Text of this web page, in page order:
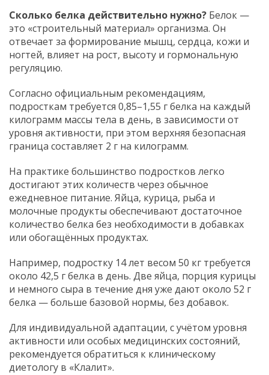
Сколько белка действительно нужно? Белок —
это «строительный материал» организма. Он
отвечает за формирование мышц, сердца, кожи и
ногтей, влияет на рост, высоту и гормональную
регуляцию.
Согласно официальным рекомендациям,
подросткам требуется 0,85–1,55 г белка на каждый
килограмм массы тела в день, в зависимости от
уровня активности, при этом верхняя безопасная
граница составляет 2 г на килограмм.
На практике большинство подростков легко
достигают этих количеств через обычное
ежедневное питание. Яйца, курица, рыба и
молочные продукты обеспечивают достаточное
количество белка без необходимости в добавках
или обогащённых продуктах.
Например, подростку 14 лет весом 50 кг требуется
около 42,5 г белка в день. Две яйца, порция курицы
и немного сыра в течение дня уже дают около 52 г
белка — больше базовой нормы, без добавок.
Для индивидуальной адаптации, с учётом уровня
активности или особых медицинских состояний,
рекомендуется обратиться к клиническому
диетологу в «Клалит».